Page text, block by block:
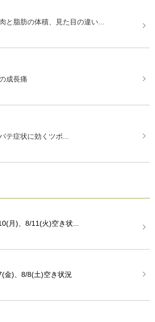
と脂肪の体積、見た目の違い...
成長痛
テ症状に効くツボ...
月)、8/11(火)空き状...
金)、8/8(土)空き状況